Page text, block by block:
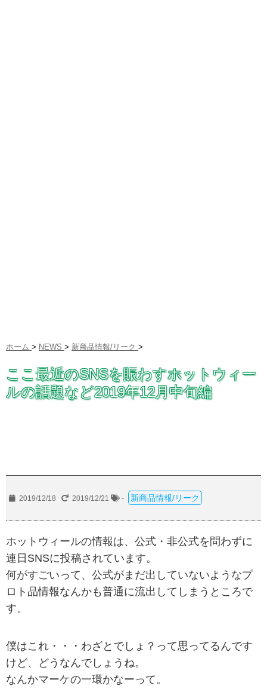
ホーム > NEWS > 新商品情報/リーク >
ここ最近のSNSを賑わすホットウィー
ルの話題など2019年12月中旬編
2019/12/18 2019/12/21 - 新商品情報/リーク
ホットウィールの情報は、公式・非公式を問わずに
連日SNSに投稿されています。
何がすごいって、公式がまだ出していないようなプ
ロト品情報なんかも普通に流出してしまうところで
す。
僕はこれ・・・わざとでしょ？って思ってるんです
けど、どうなんでしょうね。
なんかマーケの一環かなーって。